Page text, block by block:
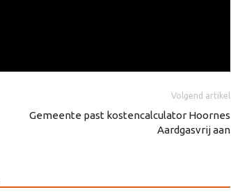
Volgend artikel
Gemeente past kostencalculator Hoornes
Aardgasvrij aan